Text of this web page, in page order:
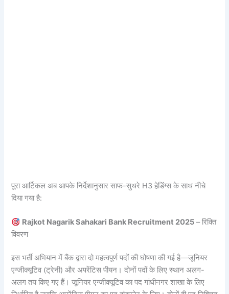
पूरा आर्टिकल अब आपके निर्देशानुसार साफ-सुथरे H3 हेडिंग्स के साथ नीचे
दिया गया है:
Rajkot Nagarik Sahakari Bank Recruitment 2025 – रिक्ति
विवरण
इस भर्ती अभियान में बैंक द्वारा दो महत्वपूर्ण पदों की घोषणा की गई है—जूनियर
एग्जीक्यूटिव (ट्रेनी) और अपरेंटिस पीयन। दोनों पदों के लिए स्थान अलग-
अलग तय किए गए हैं। जूनियर एग्जीक्यूटिव का पद गांधीनगर शाखा के लिए